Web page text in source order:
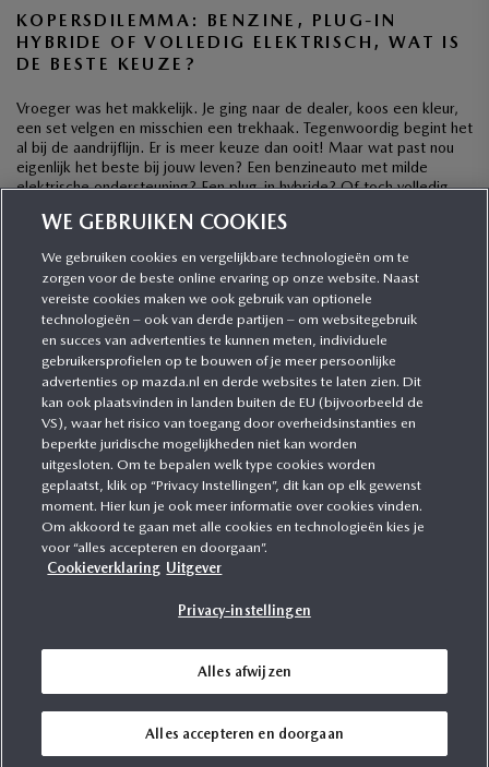
KOPERSDILEMMA: BENZINE, PLUG-IN
HYBRIDE OF VOLLEDIG ELEKTRISCH, WAT IS
DE BESTE KEUZE?
Vroeger was het makkelijk. Je ging naar de dealer, koos een kleur,
een set velgen en misschien een trekhaak. Tegenwoordig begint het
al bij de aandrijflijn. Er is meer keuze dan ooit! Maar wat past nou
eigenlijk het beste bij jouw leven? Een benzineauto met milde
elektrische ondersteuning? Een plug-in hybride? Of toch volledig
CATEGORIEËN
MEER INFORMATIE
MEER ERVAREN
MAZDA VOLGEN
Voorwaarden Privacy WLTP
WE GEBRUIKEN COOKIES
We gebruiken cookies en vergelijkbare technologieën om te
zorgen voor de beste online ervaring op onze website. Naast
vereiste cookies maken we ook gebruik van optionele
technologieën – ook van derde partijen – om websitegebruik
en succes van advertenties te kunnen meten, individuele
gebruikersprofielen op te bouwen of je meer persoonlijke
advertenties op mazda.nl en derde websites te laten zien. Dit
kan ook plaatsvinden in landen buiten de EU (bijvoorbeeld de
VS), waar het risico van toegang door overheidsinstanties en
beperkte juridische mogelijkheden niet kan worden
uitgesloten. Om te bepalen welk type cookies worden
geplaatst, klik op “Privacy Instellingen”, dit kan op elk gewenst
moment. Hier kun je ook meer informatie over cookies vinden.
Om akkoord te gaan met alle cookies en technologieën kies je
voor “alles accepteren en doorgaan”.
Cookieverklaring Uitgever
Privacy-instellingen
Alles afwijzen
Alles accepteren en doorgaan